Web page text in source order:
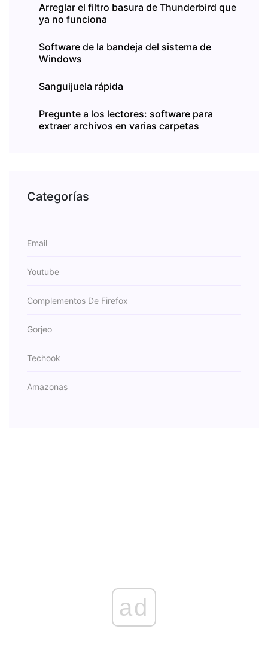
Arreglar el filtro basura de Thunderbird que
ya no funciona
Software de la bandeja del sistema de
Windows
Sanguijuela rápida
Pregunte a los lectores: software para
extraer archivos en varias carpetas
Categorías
Email
Youtube
Complementos De Firefox
Gorjeo
Techook
Amazonas
ad